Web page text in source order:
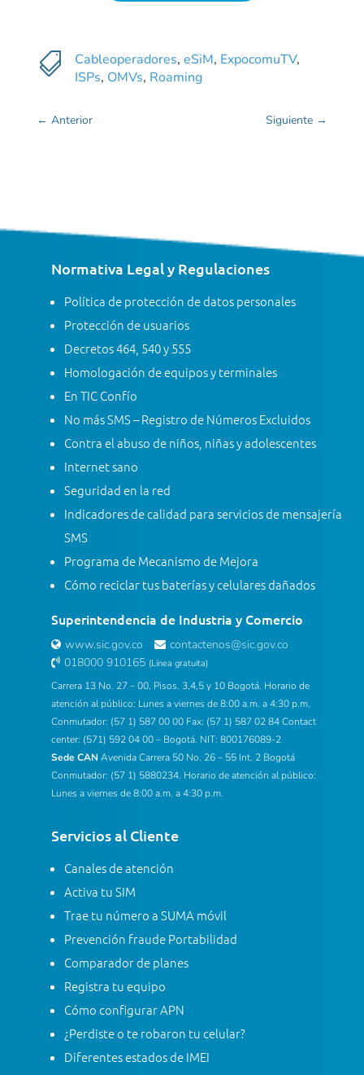
 Cableoperadores, eSiM, ExpocomuTV,
ISPs, OMVs, Roaming
← Anterior Siguiente →
Normativa Legal y Regulaciones
Política de protección de datos personales
Protección de usuarios
Decretos 464, 540 y 555
Homologación de equipos y terminales
En TIC Confío
No más SMS – Registro de Números Excluidos
Contra el abuso de niños, niñas y adolescentes
Internet sano
Seguridad en la red
Indicadores de calidad para servicios de mensajería
SMS
Programa de Mecanismo de Mejora
Cómo reciclar tus baterías y celulares dañados
Superintendencia de Industria y Comercio
www.sic.gov.co
contactenos@sic.gov.co
018000 910165 (Línea gratuita)
Carrera 13 No. 27 – 00, Pisos. 3,4,5 y 10 Bogotá. Horario de
atención al público: Lunes a viernes de 8:00 a.m. a 4:30 p.m.
Conmutador: (57 1) 587 00 00 Fax: (57 1) 587 02 84 Contact
center: (571) 592 04 00 – Bogotá. NIT: 800176089-2
Sede CAN Avenida Carrera 50 No. 26 – 55 Int. 2 Bogotá
Conmutador: (57 1) 5880234. Horario de atención al público:
Lunes a viernes de 8:00 a.m. a 4:30 p.m.
Servicios al Cliente
Canales de atención
Activa tu SIM
Trae tu número a SUMA móvil
Prevención fraude Portabilidad
Comparador de planes
Registra tu equipo
Cómo configurar APN
¿Perdiste o te robaron tu celular?
Diferentes estados de IMEI